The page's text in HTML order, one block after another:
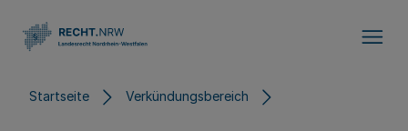
Startseite Verkündungsbereich